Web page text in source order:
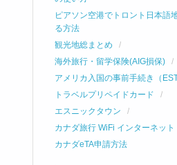
ピアソン空港でトロント日本語
る方法
観光地総まとめ
海外旅行・留学保険(AIG損保)
アメリカ入国の事前手続き（
トラベルプリペイドカード
エスニックタウン
カナダ旅行 WiFi インターネット
カナダeTA申請方法